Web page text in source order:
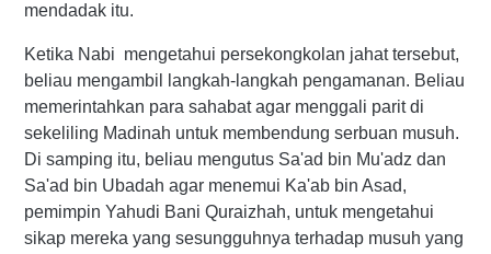
mendadak itu.
Ketika Nabi mengetahui persekongkolan jahat tersebut,
beliau mengambil langkah-langkah pengamanan. Beliau
memerintahkan para sahabat agar menggali parit di
sekeliling Madinah untuk membendung serbuan musuh.
Di samping itu, beliau mengutus Sa'ad bin Mu'adz dan
Sa'ad bin Ubadah agar menemui Ka'ab bin Asad,
pemimpin Yahudi Bani Quraizhah, untuk mengetahui
sikap mereka yang sesungguhnya terhadap musuh yang